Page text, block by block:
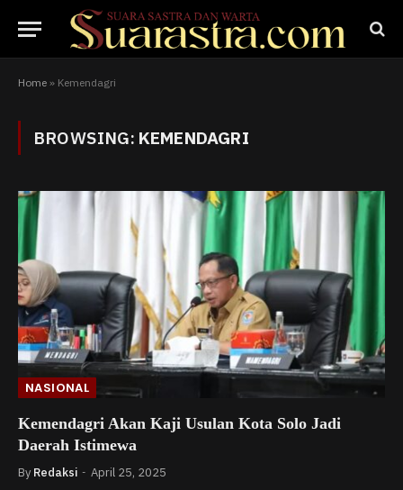
Home » Kemendagri
BROWSING: KEMENDAGRI
NASIONAL
Kemendagri Akan Kaji Usulan Kota Solo Jadi
Daerah Istimewa
By Redaksi April 25, 2025